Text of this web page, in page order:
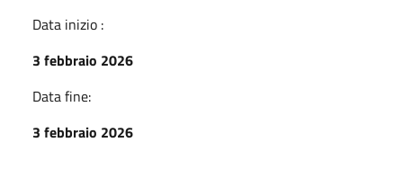
Data inizio :
3 febbraio 2026
Data fine:
3 febbraio 2026